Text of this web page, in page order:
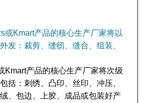
或Kmart产品的核心生产厂家将以
发：裁剪、缝纫、缝合、组装、
Kmart产品的核心生产厂家将次级
括：刺绣、凸印、丝印、冲压、
、包边、上胶、成品或包装好产